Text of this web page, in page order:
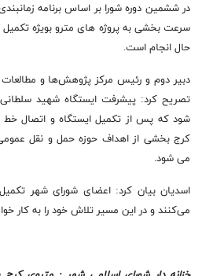
در ششمین دوره شورا بر اساس برنامه
سرعت بخشی به پروژه های مترو بویژه تکمیل
حال انجام است.
دبیر دوم و رئیس مرکز پژوهش‌ها و
تصریح کرد: پیشرفت ایستگاه شهید
شود که پس از تکمیل ایستگاه و اتصال
کرج بخشی از اهداف حوزه حمل و نقل
می شود.
اسدیان بیان کرد: اعضای شورای شهر
می‌کنند و در این مسیر تلاش خود‌ را به کار